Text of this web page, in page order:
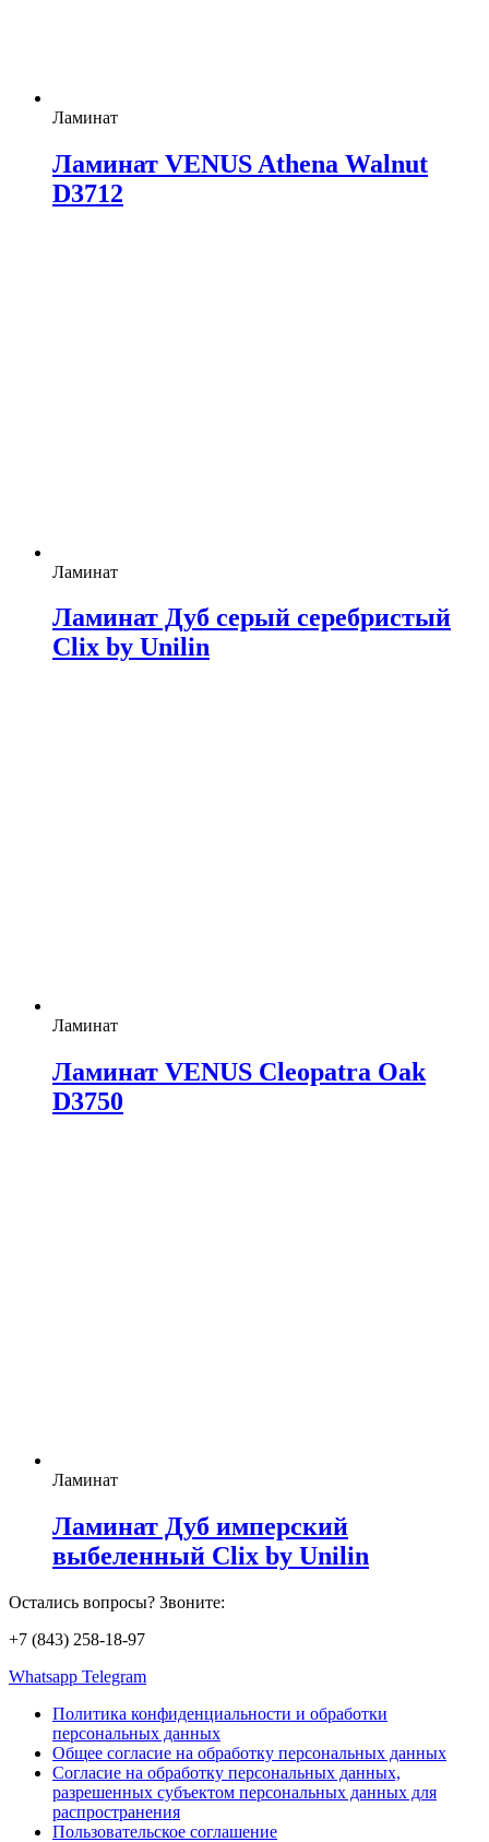
Ламинат
Ламинат VENUS Athena Walnut
D3712
Ламинат
Ламинат Дуб серый серебристый
Clix by Unilin
Ламинат
Ламинат VENUS Cleopatra Oak
D3750
Ламинат
Ламинат Дуб имперский
выбеленный Clix by Unilin
Остались вопросы? Звоните:
+7 (843) 258-18-97
Whatsapp Telegram
Политика конфиденциальности и обработки
персональных данных
Общее согласие на обработку персональных данных
Согласие на обработку персональных данных,
разрешенных субъектом персональных данных для
распространения
Пользовательское соглашение